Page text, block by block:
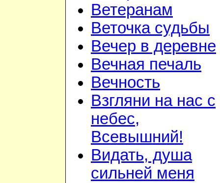
Ветеранам
Веточка судьбы
Вечер в деревне
Вечная печаль
Вечность
Взгляни на нас с
небес,
Всевышний!
Видать, душа
сильней меня